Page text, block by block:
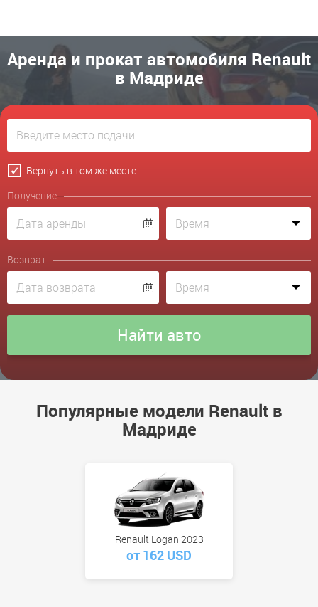
Аренда и прокат автомобиля Renault
в Мадриде
Вернуть в том же месте
Получение
Возврат
Популярные модели Renault в
Мадриде
Renault Logan 2023
от 162 USD